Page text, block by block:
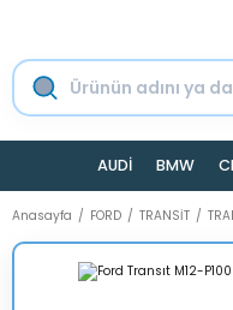
AUDİ BMW
Anasayfa FORD TRANSİT